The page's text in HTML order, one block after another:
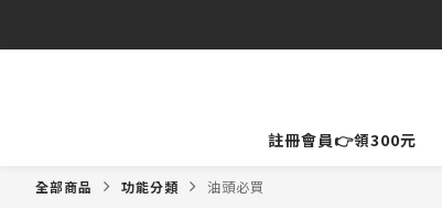
註冊會員👉領300元
全部商品 功能分類 油頭必買